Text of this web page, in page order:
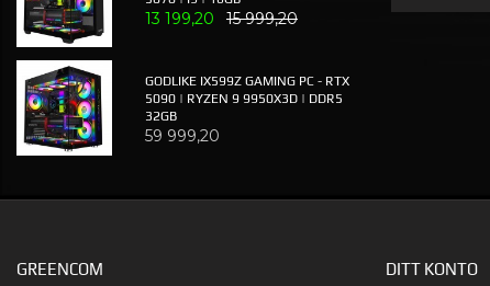
13 199,20 15 999,20
GODLIKE IX599Z GAMING PC - RTX
5090 | RYZEN 9 9950X3D | DDR5
32GB
59 999,20
GREENCOM DITT KONTO